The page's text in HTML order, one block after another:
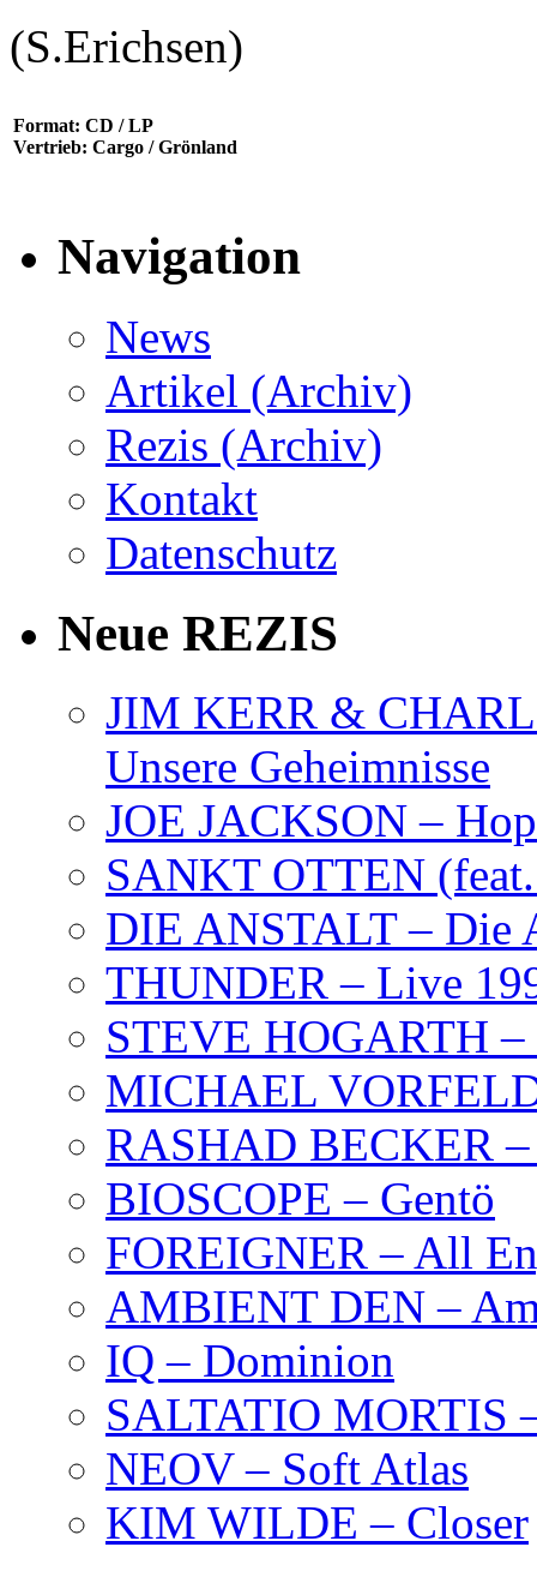
(S.Erichsen)
Format: CD / LP
Vertrieb: Cargo / Grönland
Navigation
News
Artikel (Archiv)
Rezis (Archiv)
Kontakt
Datenschutz
Neue REZIS
JIM KERR &
Unsere Geheimnisse
JOE JACKSON –
SANKT OTTEN
DIE ANSTALT – Die
THUNDER – Live
STEVE HOGARTH –
MICHAEL
RASHAD BECKER
BIOSCOPE – Gentö
FOREIGNER – All
AMBIENT DEN –
IQ – Dominion
SALTATIO MORTIS
NEOV – Soft Atlas
KIM WILDE – Closer